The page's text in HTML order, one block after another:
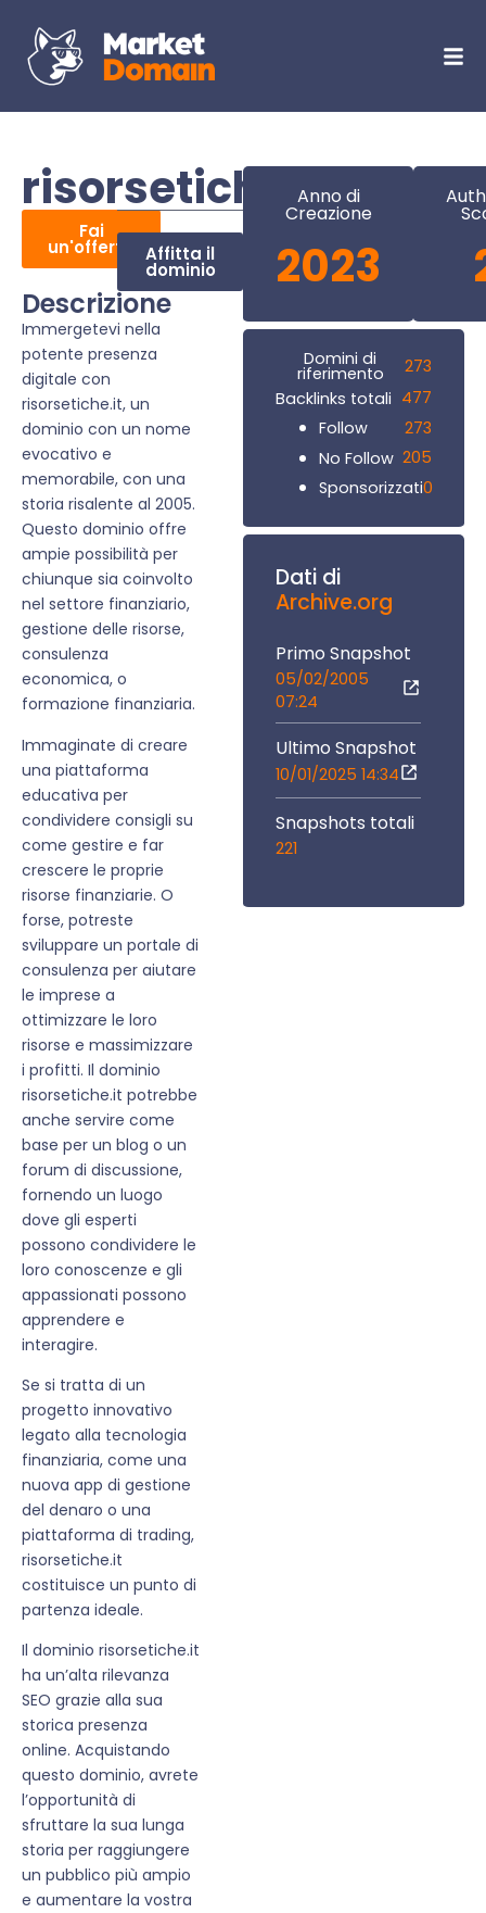
risorsetiche.it
Fai
un'offerta Affitta il
dominio
Descrizione
Immergetevi nella
potente presenza
digitale con
risorsetiche.it, un
dominio con un nome
evocativo e
memorabile, con una
storia risalente al 2005.
Questo dominio offre
ampie possibilità per
chiunque sia coinvolto
nel settore finanziario,
gestione delle risorse,
consulenza
economica, o
formazione finanziaria.
Immaginate di creare
una piattaforma
educativa per
condividere consigli su
come gestire e far
crescere le proprie
risorse finanziarie. O
forse, potreste
sviluppare un portale di
consulenza per aiutare
le imprese a
ottimizzare le loro
risorse e massimizzare
i profitti. Il dominio
risorsetiche.it potrebbe
anche servire come
base per un blog o un
forum di discussione,
fornendo un luogo
dove gli esperti
possono condividere le
loro conoscenze e gli
appassionati possono
apprendere e
interagire.
Se si tratta di un
progetto innovativo
legato alla tecnologia
finanziaria, come una
nuova app di gestione
del denaro o una
piattaforma di trading,
risorsetiche.it
costituisce un punto di
partenza ideale.
Il dominio risorsetiche.it
ha un’alta rilevanza
SEO grazie alla sua
storica presenza
online. Acquistando
questo dominio, avrete
l’opportunità di
sfruttare la sua lunga
storia per raggiungere
un pubblico più ampio
e aumentare la vostra
Anno di
Creazione
2023
Domini di
riferimento
273
Backlinks totali 477
Follow
273
No Follow 205
Sponsorizzati0
Dati di
Archive.org
Primo Snapshot
05/02/2005
07:24
Ultimo Snapshot
10/01/2025 14:34
Snapshots totali
221